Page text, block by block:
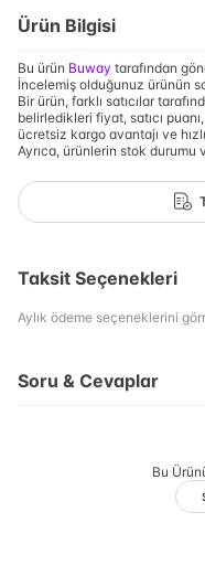
Ürün Bilgisi
Bu ürün Buway tarafından
İncelemiş olduğunuz ürünün
Bir ürün, farklı satıcılar
belirledikleri fiyat, satıcı
ücretsiz kargo avantajı ve
Ayrıca, ürünlerin stok durumu
Taksit Seçenekleri
Aylık ödeme seçeneklerini
Soru & Cevaplar
Bu